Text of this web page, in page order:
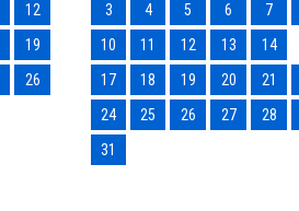
12
19
26
3
4 5 6 7
10
11 12 13 14
17
18 19 20 21
24
25 26 27 28
31